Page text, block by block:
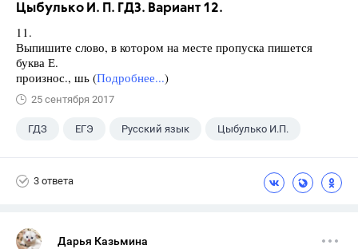
Цыбулько И. П. ГДЗ. Вариант 12.
11.
Выпишите слово, в котором на месте пропуска пишется
буква Е.
произнос., шь (Подробнее...)
25 сентября 2017
ГДЗ ЕГЭ Русский язык Цыбулько И.П.
3 ответа
Дарья Казьмина